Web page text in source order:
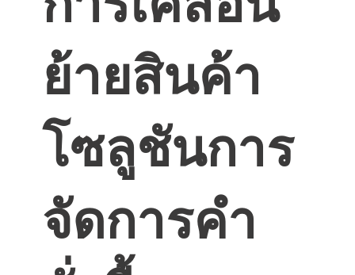
ย้ายสินค้า
โซลูชันการ
จัดการคํา